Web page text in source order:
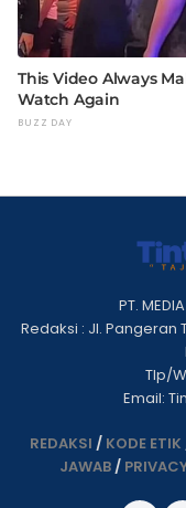
PT.
Redaksi : Jl. Pangeran
Tlp/
Email:
REDAKSI / KODE ETIK
JAWAB/